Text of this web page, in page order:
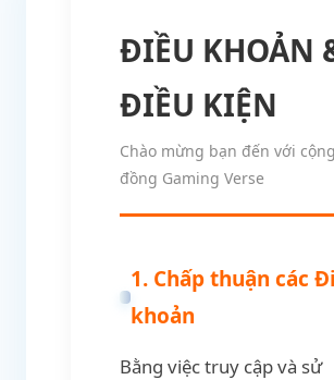
ĐIỀU KHOẢN
ĐIỀU KIỆN
Chào mừng bạn đến với cộng
đồng Gaming Verse
1. Chấp thuận các
khoản
Bằng việc truy cập và sử